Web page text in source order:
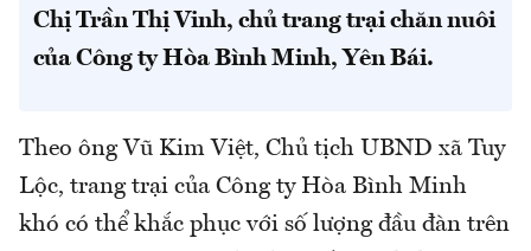
Chị Trần Thị Vinh, chủ trang trại chăn nuôi
của Công ty Hòa Bình Minh, Yên Bái.
Theo ông Vũ Kim Việt, Chủ tịch UBND xã Tuy
Lộc, trang trại của Công ty Hòa Bình Minh
khó có thể khắc phục với số lượng đầu đàn trên